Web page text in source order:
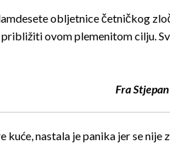
obljetnice četničkog
ovom plemenitom cilju.
Fra
nastala je panika jer se